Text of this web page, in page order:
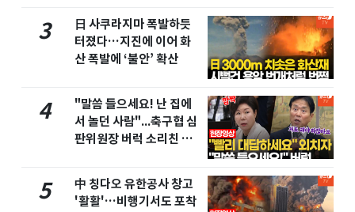
3
日 사쿠라지마 폭발하듯
터졌다…지진에 이어 화
산 폭발에 ‘불안’ 확산
4
"말씀 들으세요! 난 집에
서 놀던 사람"...축구협 심
판위원장 버럭 소리친 이
5
中 칭다오 유한공사 창고
'활활'…비행기서도 포착